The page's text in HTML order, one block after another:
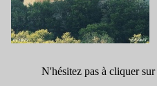
N'hésitez pas à cliquer